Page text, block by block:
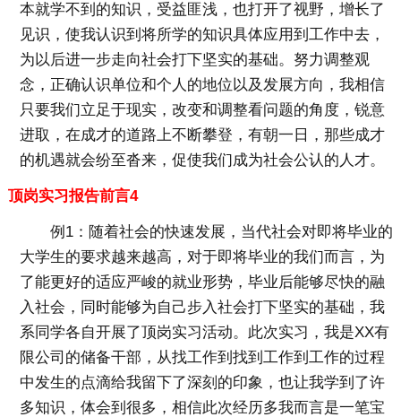
本就学不到的知识，受益匪浅，也打开了视野，增长了
见识，使我认识到将所学的知识具体应用到工作中去，
为以后进一步走向社会打下坚实的基础。努力调整观
念，正确认识单位和个人的地位以及发展方向，我相信
只要我们立足于现实，改变和调整看问题的角度，锐意
进取，在成才的道路上不断攀登，有朝一日，那些成才
的机遇就会纷至沓来，促使我们成为社会公认的人才。
顶岗实习报告前言4
例1：随着社会的快速发展，当代社会对即将毕业的
大学生的要求越来越高，对于即将毕业的我们而言，为
了能更好的适应严峻的就业形势，毕业后能够尽快的融
入社会，同时能够为自己步入社会打下坚实的基础，我
系同学各自开展了顶岗实习活动。此次实习，我是XX有
限公司的储备干部，从找工作到找到工作到工作的过程
中发生的点滴给我留下了深刻的印象，也让我学到了许
多知识，体会到很多，相信此次经历多我而言是一笔宝